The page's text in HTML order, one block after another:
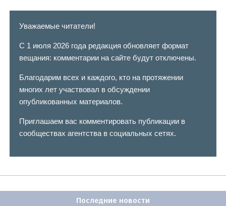
Уважаемые читатели!
С 1 июля 2026 года редакция обновляет формат
вещания: комментарии на сайте будут отключены.
Благодарим всех и каждого, кто на протяжении
многих лет участвовал в обсуждении
опубликованных материалов.
Приглашаем вас комментировать публикации в
сообществах агентства в социальных сетях.
Последние новости